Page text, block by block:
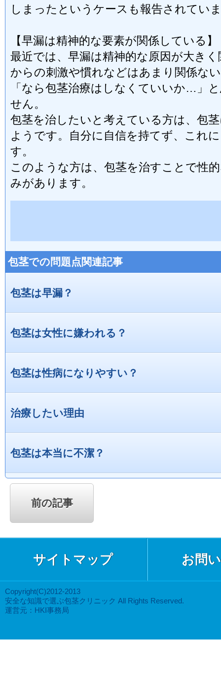
しまったというケースも報告されてい
【早漏は精神的な要素が関係している】
最近では、早漏は精神的な原因が大き
からの刺激や慣れなどはあまり関係な
「なら包茎治療はしなくていいか…」
せん。
包茎を治したいと考えている方は、包
ようです。自分に自信を持てず、これ
す。
このような方は、包茎を治すことで性
みがあります。
包茎での問題点関連記事
包茎は早漏？
包茎は女性に嫌われる？
包茎は性病になりやすい？
治療したい理由
包茎は本当に不潔？
前の記事
サイトマップ お問
Copyright(C)2012-2013
安全な知識で選ぶ包茎クリニック All Rights Reserved.
運営元：HKI事務局